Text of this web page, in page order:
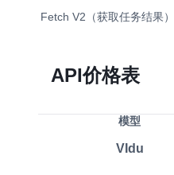
Fetch V2（获取任务结果）
API价格表
模型
VIdu